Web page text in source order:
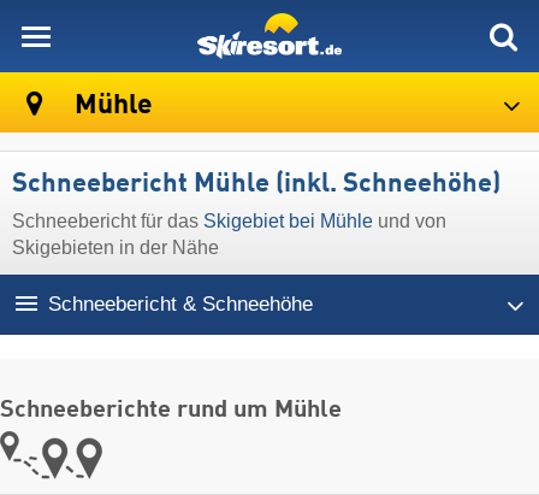
Mühle
Schneebericht Mühle (inkl. Schneehöhe)
Schneebericht für das Skigebiet bei Mühle und von
Skigebieten in der Nähe
Schneebericht & Schneehöhe
Schneeberichte rund um Mühle